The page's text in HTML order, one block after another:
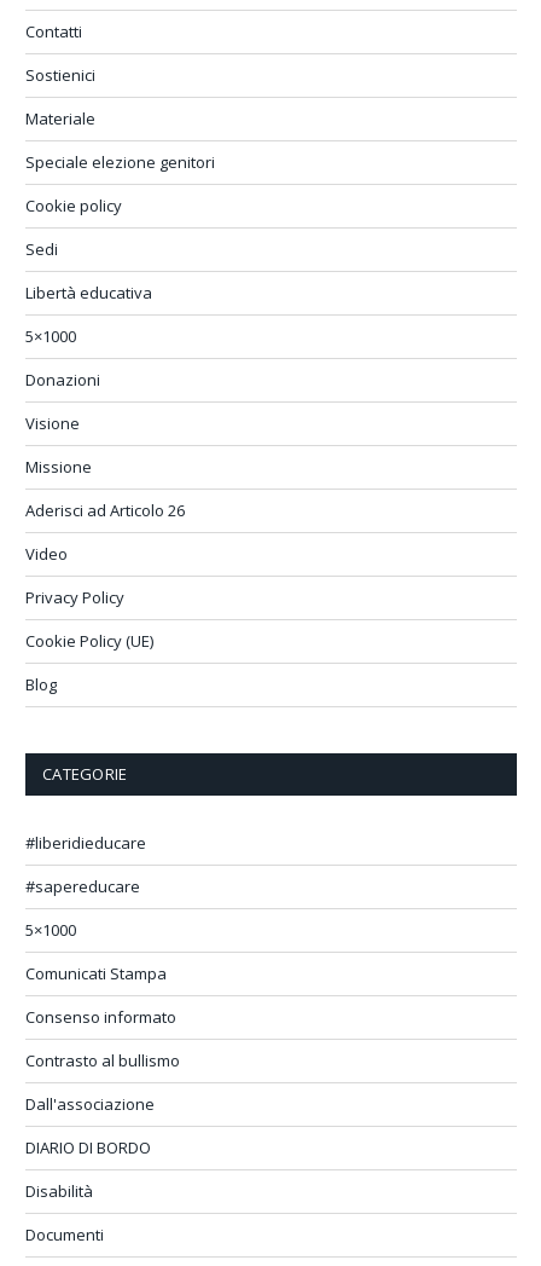
Contatti
Sostienici
Materiale
Speciale elezione genitori
Cookie policy
Sedi
Libertà educativa
5×1000
Donazioni
Visione
Missione
Aderisci ad Articolo 26
Video
Privacy Policy
Cookie Policy (UE)
Blog
CATEGORIE
#liberidieducare
#sapereducare
5×1000
Comunicati Stampa
Consenso informato
Contrasto al bullismo
Dall'associazione
DIARIO DI BORDO
Disabilità
Documenti